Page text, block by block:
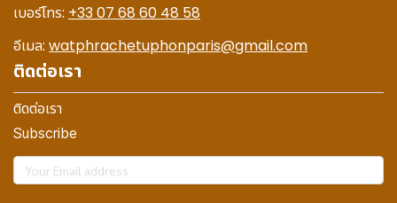
เบอร์โทร: +33 07 68 60 48 58
อีเมล: watphrachetuphonparis@gmail.com
ติดต่อเรา
ติดต่อเรา
Subscribe